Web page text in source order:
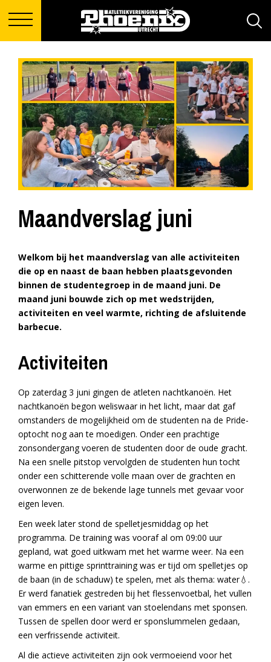
Maandverslag juni
Welkom bij het maandverslag van alle activiteiten
die op en naast de baan hebben plaatsgevonden
binnen de studentegroep in de maand juni. De
maand juni bouwde zich op met wedstrijden,
activiteiten en veel warmte, richting de afsluitende
barbecue.
Activiteiten
Op zaterdag 3 juni gingen de atleten nachtkanoën. Het
nachtkanoën begon weliswaar in het licht, maar dat gaf
omstanders de mogelijkheid om de studenten na de Pride-
optocht nog aan te moedigen. Onder een prachtige
zonsondergang voeren de studenten door de oude gracht.
Na een snelle pitstop vervolgden de studenten hun tocht
onder een schitterende volle maan over de grachten en
overwonnen ze de bekende lage tunnels met gevaar voor
eigen leven.
Een week later stond de spelletjesmiddag op het
programma. De training was vooraf al om 09:00 uur
gepland, wat goed uitkwam met het warme weer. Na een
warme en pittige sprinttraining was er tijd om spelletjes op
de baan (in de schaduw) te spelen, met als thema: water💧.
Er werd fanatiek gestreden bij het flessenvoetbal, het vullen
van emmers en een variant van stoelendans met sponsen.
Tussen de spellen door werd er sponslummelen gedaan,
een verfrissende activiteit.
Al die actieve activiteiten zijn ook vermoeiend voor het